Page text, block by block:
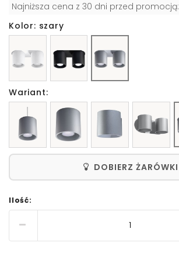
Najniższa cena z 30 dni przed promocją:
Kolor: szary
Wariant:
DOBIERZ ŻARÓWKI
Ilość: